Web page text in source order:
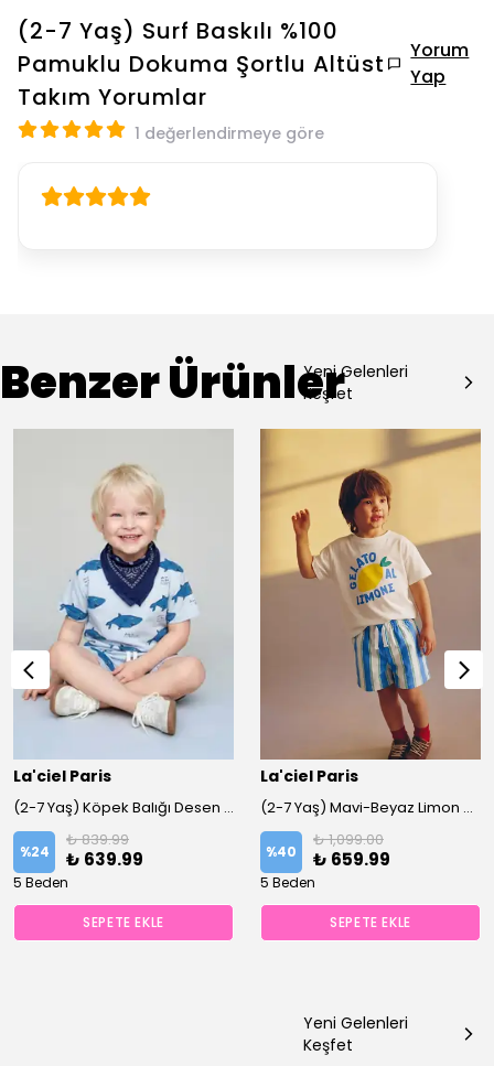
(2-7 Yaş) Surf Baskılı %100
Pamuklu Dokuma Şortlu Altüst
Takım Yorumlar
Yorum
Yap
1 değerlendirmeye göre
Benzer ÜrünlerYeni Gelenleri
Keşfet
La'ciel Paris
(2-7 Yaş) Köpek Balığı Desen %100 Pamuklu Şortlu Altüst Takım
%24
₺ 839.99
₺ 639.99
5 Beden
SEPETE EKLE
La'ciel Paris
(2-7 Yaş) Mavi-Beyaz Limon Baskılı %100 Pamuklu Şortlu Altüst Takım
%40
₺ 1,099.00
₺ 659.99
5 Beden
SEPETE EKLE
Yeni Gelenleri
Keşfet